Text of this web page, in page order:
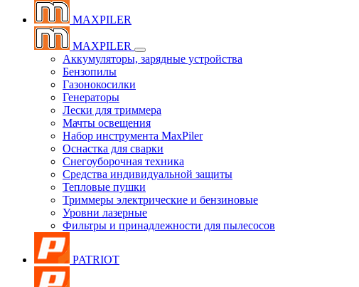
MAXPILER
MAXPILER
Аккумуляторы, зарядные устройства
Бензопилы
Газонокосилки
Генераторы
Лески для триммера
Мачты освещения
Набор инструмента MaxPiler
Оснастка для сварки
Снегоуборочная техника
Средства индивидуальной защиты
Тепловые пушки
Триммеры электрические и бензиновые
Уровни лазерные
Фильтры и принадлежности для пылесосов
PATRIOT